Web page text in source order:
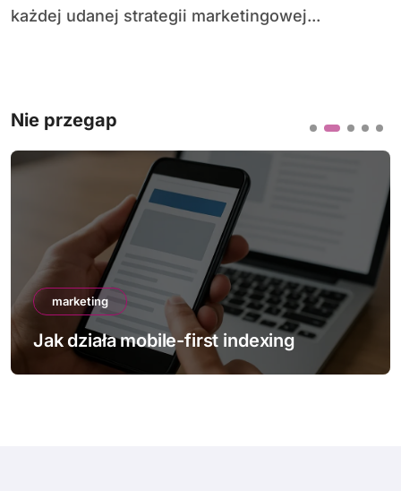
każdej udanej strategii marketingowej...
Nie przegap
marketing
Jak działa mobile-first indexing